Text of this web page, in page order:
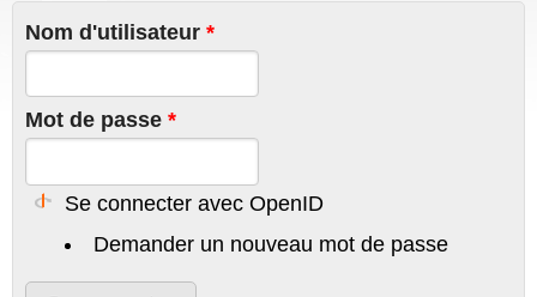
Nom d'utilisateur *
Mot de passe *
Se connecter avec OpenID
Demander un nouveau mot de passe